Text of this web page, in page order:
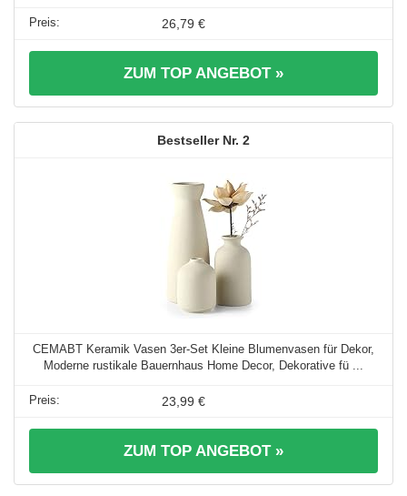
26,79 €
ZUM TOP ANGEBOT »
2
CEMABT Keramik Vasen 3er-Set Kleine Blumenvasen für Dekor,
Moderne rustikale Bauernhaus Home Decor, Dekorative fü ...
23,99 €
ZUM TOP ANGEBOT »